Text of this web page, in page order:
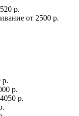
р.
от 2500 р.
р.
р.
4050 р.